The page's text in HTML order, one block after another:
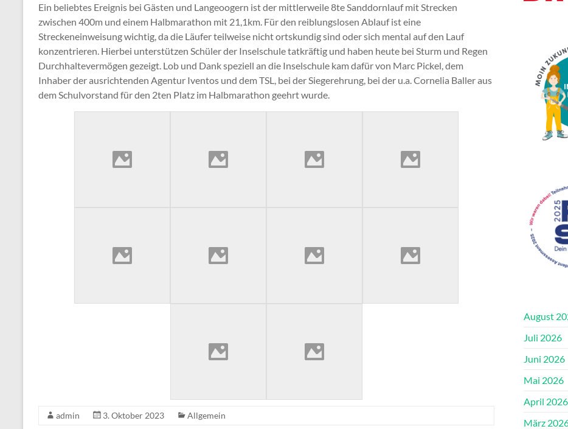
Ein beliebtes Ereignis bei Gästen und Langeoogern ist der mittlerweile 8te Sanddornlauf mit Strecken
zwischen 400m und einem Halbmarathon mit 21,1km. Für den reiblungslosen Ablauf ist eine
Streckeneinweisung wichtig, da die Läufer teilweise nicht ortskundig sind oder sich mental auf den Lauf
konzentrieren. Hierbei unterstützen Schüler der Inselschule tatkräftig und haben heute bei Sturm und Regen
Durchhaltevermögen gezeigt. Lob und Dank speziell an die Inselschule kam dafür von Marc Pickel, dem
Inhaber der ausrichtenden Agentur Iventos und dem TSL, bei der Siegerehrung, bei der u.a. Cornelia Baller aus
dem Schulvorstand für den 2ten Platz im Halbmarathon geehrt wurde.
admin 3. Oktober 2023 Allgemein
August
Juli 2026
Juni 2026
Mai 2026
April 2026
März